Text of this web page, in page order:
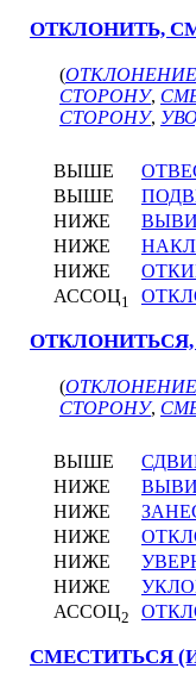
ОТКЛОНИТЬ,
(ОТКЛОНЕНИЕ
СТОРОНУ,
СТОРОНУ,
ВЫШЕ
ВЫШЕ
НИЖЕ
НИЖЕ
НИЖЕ
АССОЦ1
(ОТКЛОНЕНИЕ
СТОРОНУ,
ВЫШЕ
НИЖЕ
НИЖЕ
НИЖЕ
НИЖЕ
НИЖЕ
АССОЦ2
СМЕСТИТЬСЯ